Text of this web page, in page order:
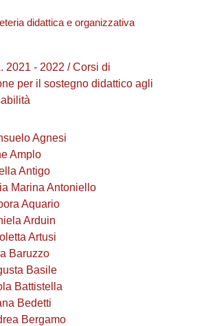
didattica e organizzativa
2021 - 2022 / Corsi di
per il sostegno didattico agli
Agnesi
Amplo
Antigo
Marina Antoniello
Aquario
Arduin
Artusi
Baruzzo
Basile
Battistella
Bedetti
Bergamo